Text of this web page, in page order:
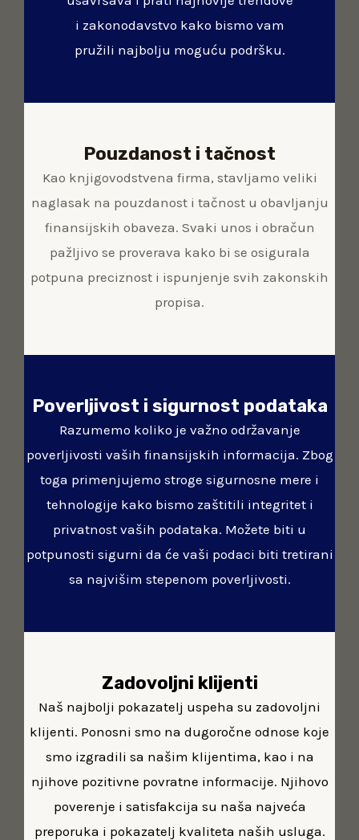
i zakonodavstvo kako bismo vam
pružili najbolju moguću podršku.
Pouzdanost i tačnost
Kao knjigovodstvena firma, stavljamo veliki
naglasak na pouzdanost i tačnost u obavljanju
finansijskih obaveza. Svaki unos i obračun
pažljivo se proverava kako bi se osigurala
potpuna preciznost i ispunjenje svih zakonskih
propisa.
Poverljivost i sigurnost podataka
Razumemo koliko je važno održavanje
poverljivosti vaših finansijskih informacija. Zbog
toga primenjujemo stroge sigurnosne mere i
tehnologije kako bismo zaštitili integritet i
privatnost vaših podataka. Možete biti u
potpunosti sigurni da će vaši podaci biti tretirani
sa najvišim stepenom poverljivosti.
Zadovoljni klijenti
Naš najbolji pokazatelj uspeha su zadovoljni
klijenti. Ponosni smo na dugoročne odnose koje
smo izgradili sa našim klijentima, kao i na
njihove pozitivne povratne informacije. Njihovo
poverenje i satisfakcija su naša najveća
preporuka i pokazatelj kvaliteta naših usluga.